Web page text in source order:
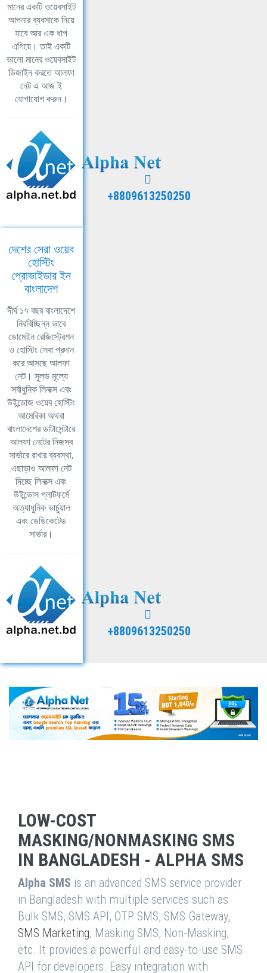
মানের একটি ওয়েবসাইট
আপনার ব্যবসাকে নিয়ে
যাবে আর এক ধাপ
এগিয়ে। তাই একটি
ভালো মানের ওয়েবসাইট
ডিজাইন করতে আলফা
নেট এ আজ ই
যোগাযোগ করুন।
+8809613250250
দেশের সেরা ওয়েব
হোস্টিং
প্রোভাইডার ইন
বাংলাদেশ
দীর্ঘ ১৭ বছর বাংলাদেশে
নিরবিচ্ছিন্ন ভাবে
ডোমেইন রেজিস্ট্রেশন
ও হোস্টিং সেবা প্রদান
করে আসছে আলফা
নেট। সুলভ মূল্যে
সর্বাধুনিক লিনাক্স এবং
উইন্ডোজ ওয়েব হোস্টিং
আমেরিকা অথবা
বাংলাদেশের ডাটাসেন্টারে
আলফা নেটের নিজস্ব
সার্ভারে রাখার ব্যবস্থা,
এছাড়াও আলফা নেট
দিচ্ছে লিনাক্স এবং
উইন্ডোস প্লাটফর্মে
অত্যাধুনিক ভার্চুয়াল
এবং ডেডিকেটেড
সার্ভার।
+8809613250250
LOW-COST
MASKING/NONMASKING SMS
IN BANGLADESH - ALPHA SMS
Alpha SMS is an advanced SMS service provider
in Bangladesh with multiple services such as
Bulk SMS, SMS API, OTP SMS, SMS Gateway,
SMS Marketing, Masking SMS, Non-Masking,
etc. It provides a powerful and easy-to-use SMS
API for developers. Easy integration with